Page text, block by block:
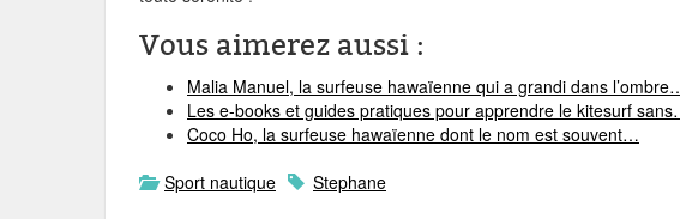
Vous aimerez aussi :
Malia Manuel, la surfeuse hawaïenne qui a grandi dans
Les e-books et guides pratiques pour apprendre le kitesurf
Coco Ho, la surfeuse hawaïenne dont le nom est souvent…
Sport nautique
Stephane